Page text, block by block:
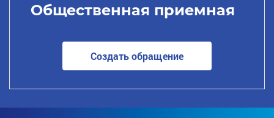
Общественная приемная
Создать обращение